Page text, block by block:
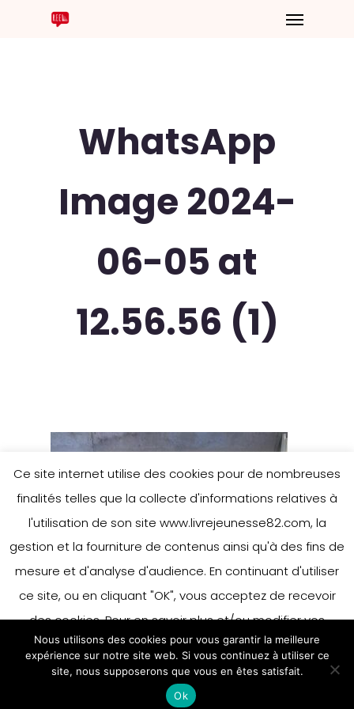
WhatsApp
Image 2024-
06-05 at
12.56.56 (1)
Ce site internet utilise des cookies pour de nombreuses
finalités telles que la collecte d'informations relatives à
l'utilisation de son site www.livrejeunesse82.com, la
gestion et la fourniture de contenus ainsi qu'à des fins de
mesure et d'analyse d'audience. En continuant d'utiliser
ce site, ou en cliquant "OK", vous acceptez de recevoir
des cookies. Pour en savoir plus et/ou modifier vos
préférences en matière de cookies, merci de vous référer
à notre politique sur les cookies.
Accepter
En savoir plus
Nous utilisons des cookies pour vous garantir la meilleure
expérience sur notre site web. Si vous continuez à utiliser ce
site, nous supposerons que vous en êtes satisfait.
Ok